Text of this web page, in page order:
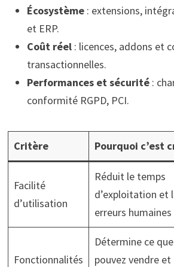
Écosystème: extensions,
et ERP.
Coût réel: licences, addons et
transactionnelles.
Performances et sécurité:
conformité RGPD, PCI.
Critère Pourquoi c’est
Facilité
d’utilisation
Réduit le temps
d’exploitation et
erreurs humaines
Fonctionnalités
Détermine ce
pouvez vendre et